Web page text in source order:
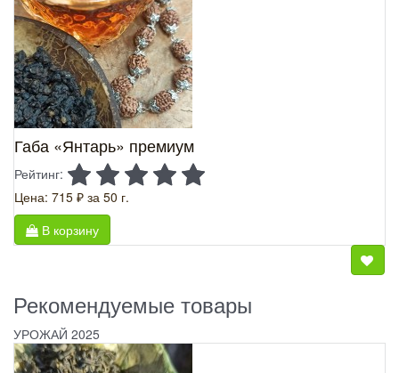
Габа «Янтарь» премиум
Рейтинг:
Цена: 715 ₽ за 50 г.
В корзину
Рекомендуемые товары
УРОЖАЙ 2025